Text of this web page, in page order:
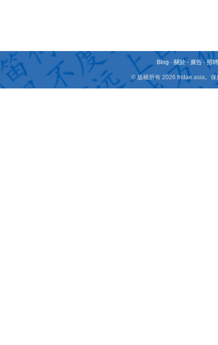
Blog - 關於 - 廣告 -招
© 版權所有 2026 fridae.asia。